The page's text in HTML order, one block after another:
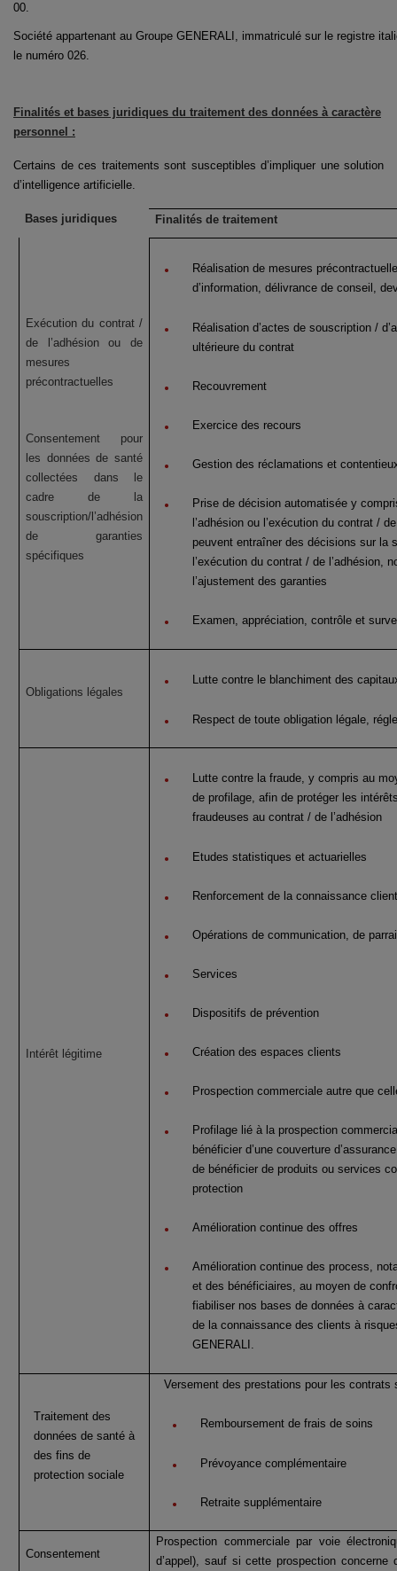
00.
Société appartenant au Groupe GENERALI, immatriculé sur le registre
le numéro 026.
Finalités et bases juridiques du traitement des données à caractère
personnel​ :
Certains de ces traitements sont susceptibles d’impliquer une solution
d’intelligence artificielle.
Bases juridiques Finalités de traitement
Exécution du contrat /
de l’adhésion ou de
mesures
précontractuelles
Consentement pour
les données de santé
collectées dans le
cadre de la
souscription/l’adhésion
de garanties
spécifiques
Réalisation de mesures
d’information, délivrance de conseil,
Réalisation d’actes de souscription /
ultérieure du contrat
Recouvrement
Exercice des recours
Gestion des réclamations et
Prise de décision automatisée y
l’adhésion ou l’exécution du contrat /
peuvent entraîner des décisions sur la
l’exécution du contrat / de l’adhésion,
l’ajustement des garanties
Examen, appréciation, contrôle et
Obligations légales
Lutte contre le blanchiment des
Respect de toute obligation légale,
Intérêt légitime
Lutte contre la fraude, y compris au
de profilage, afin de protéger les
fraudeuses au contrat / de l’adhésion
Etudes statistiques et actuarielles
Renforcement de la connaissance client
Opérations de communication, de
Services
Dispositifs de prévention
Création des espaces clients
Prospection commerciale autre que
Profilage lié à la prospection
bénéficier d’une couverture
de bénéficier de produits ou services
protection
Amélioration continue des offres
Amélioration continue des process,
et des bénéficiaires, au moyen de
fiabiliser nos bases de données à
de la connaissance des clients à
GENERALI.
Traitement des
données de santé à
des fins de
protection sociale
Versement des prestations pour les contrats
Remboursement de frais de soins
Prévoyance complémentaire
Retraite supplémentaire
Consentement
Prospection commerciale par voie
d’appel), sauf si cette prospection